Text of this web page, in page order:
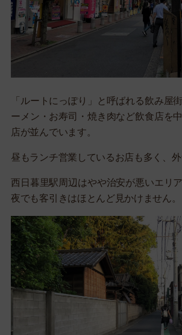
「ルートにっぽり」と呼ばれる飲み屋
ーメン・お寿司・焼き肉など飲食店を
店が並んでいます。
昼もランチ営業しているお店も多く、外
西日暮里駅周辺はやや治安が悪いエリ
夜でも客引きはほとんど見かけません。